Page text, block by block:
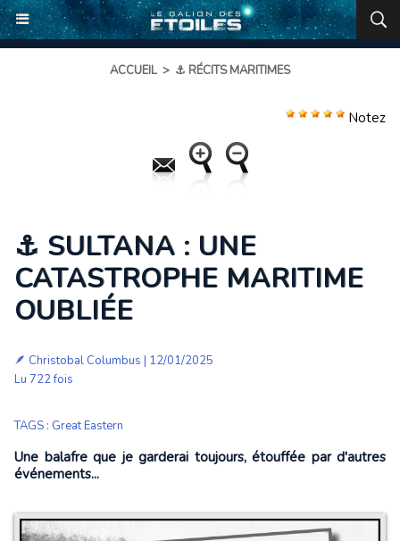
ACCUEIL > ⚓ RÉCITS MARITIMES
Notez
⚓ SULTANA : UNE
CATASTROPHE MARITIME
OUBLIÉE
🪶 Christobal Columbus | 12/01/2025
Lu 722 fois
TAGS : Great Eastern
Une balafre que je garderai toujours, étouffée par d'autres
événements...